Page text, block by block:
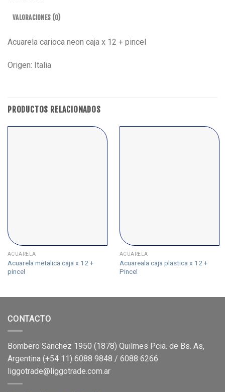
VALORACIONES (0)
Acuarela carioca neon caja x 12 + pincel
Origen: Italia
PRODUCTOS RELACIONADOS
ACUARELA
Acuarela metalica caja x 12 +
pincel
ACUARELA
Acuareala caja plastica x 12 +
Pincel
CONTACTO
Bombero Sanchez 1950 (1878) Quilmes Pcia. de Bs. As,
Argentina (+54 11) 6088 9848 / 6088 6266
liggotrade@liggotrade.com.ar